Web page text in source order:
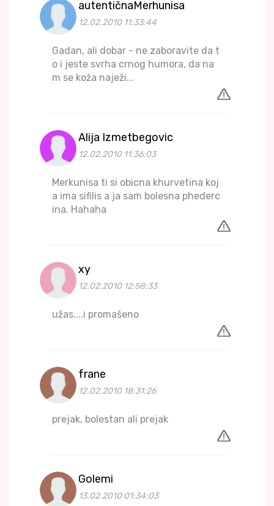
autentičnaMerhunisa
12.02.2010 11:33:44
Gadan, ali dobar - ne zaboravite da t
o i jeste svrha crnog humora, da na
m se koža naježi...
Alija Izmetbegovic
12.02.2010 11:36:03
Merkunisa ti si obicna khurvetina koj
a ima sifilis a ja sam bolesna phederc
ina. Hahaha
xy
12.02.2010 12:58:33
užas....i promašeno
frane
12.02.2010 18:31:26
prejak, bolestan ali prejak
Golemi
13.02.2010 01:34:03